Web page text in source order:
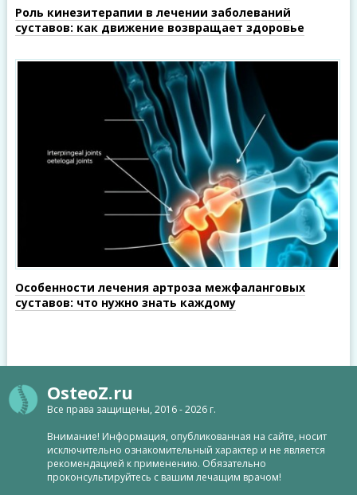
Роль кинезитерапии в лечении заболеваний
суставов: как движение возвращает здоровье
Особенности лечения артроза межфаланговых
суставов: что нужно знать каждому
OsteoZ.ru
Все права защищены, 2016 - 2026 г.
Внимание! Информация, опубликованная на сайте, носит
исключительно ознакомительный характер и не является
рекомендацией к применению. Обязательно
проконсультируйтесь с вашим лечащим врачом!